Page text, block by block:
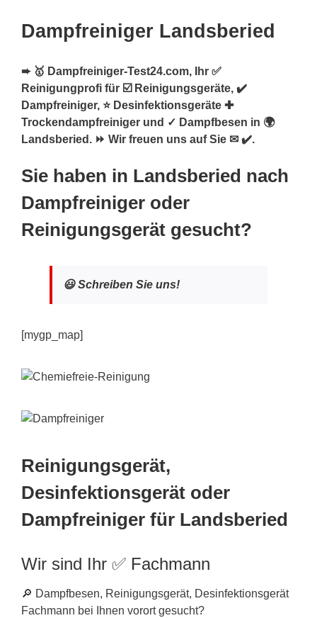
Dampfreiniger Landsberied
➨ 🥇 Dampfreiniger-Test24.com, Ihr ✅
Reinigungprofi für ☑️ Reinigungsgeräte, ✔️
Dampfreiniger, ⭐ Desinfektionsgeräte ✚
Trockendampfreiniger und ✓ Dampfbesen in 🌍
Landsberied. ⏩ Wir freuen uns auf Sie ✉ ✔️.
Sie haben in Landsberied nach
Dampfreiniger oder
Reinigungsgerät gesucht?
😃 Schreiben Sie uns!
[mygp_map]
Reinigungsgerät,
Desinfektionsgerät oder
Dampfreiniger für Landsberied
Wir sind Ihr ✅ Fachmann
🔎 Dampfbesen, Reinigungsgerät, Desinfektionsgerät
Fachmann bei Ihnen vorort gesucht?